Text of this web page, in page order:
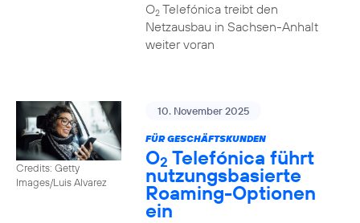
O2Telefónica treibt den
Netzausbau in Sachsen-Anhalt
weiter voran
Credits: Getty
Images/Luis Alvarez
10. November 2025
FÜR GESCHÄFTSKUNDEN
O2 Telefónica führt
nutzungs­basierte
Roaming-Optionen
ein